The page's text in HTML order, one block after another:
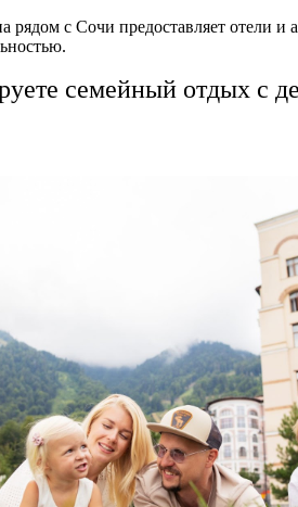
рядом с Сочи предоставляет отели
семейный отдых с